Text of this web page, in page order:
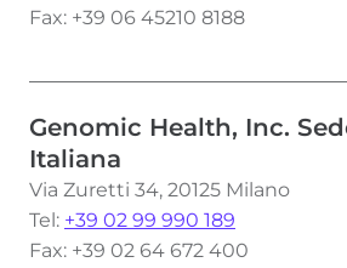
Fax: +39 06 45210 8188
Genomic Health, Inc.
Italiana
Via Zuretti 34, 20125 Milano
Tel: +39 02 99 990 189
Fax: +39 02 64 672 400